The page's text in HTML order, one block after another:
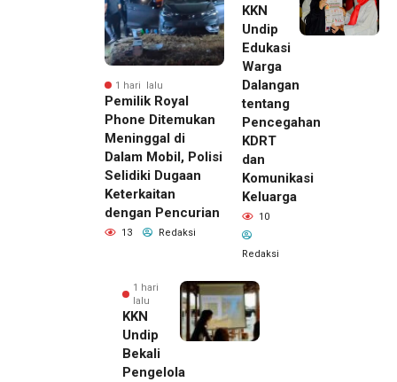
1 hari lalu
Pemilik Royal
Phone Ditemukan
Meninggal di
Dalam Mobil, Polisi
Selidiki Dugaan
Keterkaitan
dengan Pencurian
13 Redaksi
KKN
Undip
Edukasi
Warga
Dalangan
tentang
Pencegahan
KDRT
dan
Komunikasi
Keluarga
10
Redaksi
1 hari
lalu
KKN
Undip
Bekali
Pengelola